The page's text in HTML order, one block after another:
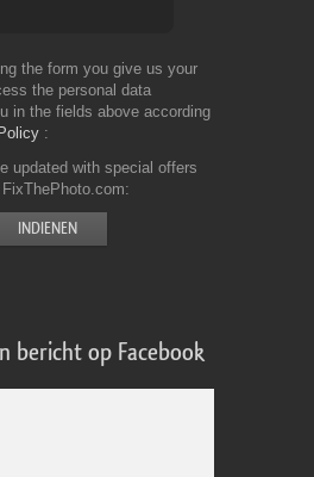
the form you give us your
the personal data
in the fields above according
updated with special offers
bericht op Facebook